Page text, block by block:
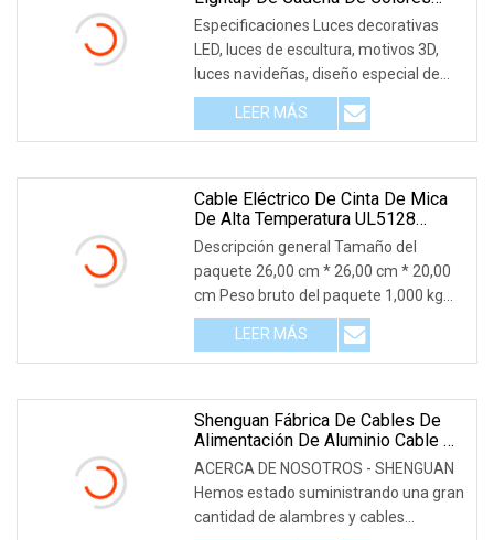
LED Para Decoración
Especificaciones Luces decorativas
LED, luces de escultura, motivos 3D,
luces navideñas, diseño especial de
buena calidad, luces de túnel
navideñas con luces LED coloridas
impermeables para decoración
LEER MÁS
Cable Eléctrico De Cinta De Mica
De Alta Temperatura UL5128
Awm5128 450c
Descripción general Tamaño del
paquete 26,00 cm * 26,00 cm * 20,00
cm Peso bruto del paquete 1,000 kg
UL5128 Awm5128 450c Cable
eléctrico de cinta de mica para alta
temperatura Descripción del producto
altas temperaturas
LEER MÁS
Shenguan Fábrica De Cables De
Alimentación De Aluminio Cable De
Alimentación De PVC Cable
Estañado Cable Eléctrico Cable
Plano Cable De Control
Cu/XLPE/PVC Con Aislamiento De
ACERCA DE NOSOTROS - SHENGUAN
Hemos estado suministrando una gran
cantidad de alambres y cables